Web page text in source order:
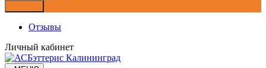
Отзывы
Личный кабинет